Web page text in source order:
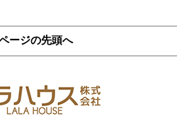
ージの先頭へ